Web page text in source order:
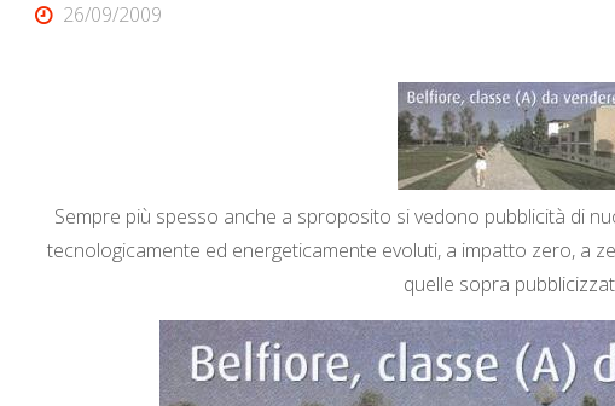
26/09/2009
Sempre più spesso anche a sproposito si vedono pubblicità di
tecnologicamente ed energeticamente evoluti, a impatto zero, a
quelle sopra